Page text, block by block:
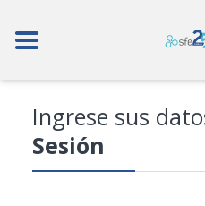
Abbvie Farmaceuticos
Alcon
Ingrese sus
Sesión